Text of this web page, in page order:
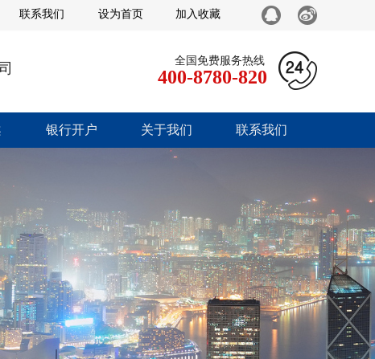
设为首页 加入收藏
联系我们
全国免费服务热线
400-8780-820
银行开户 关于我们 联系我们